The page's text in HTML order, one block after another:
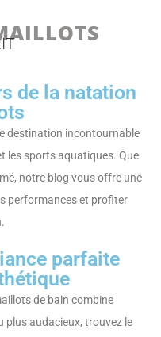
de la natation
destination incontournable
les sports aquatiques. Que
notre blog vous offre une
performances et profiter
parfaite
de bain combine
plus audacieux, trouvez le